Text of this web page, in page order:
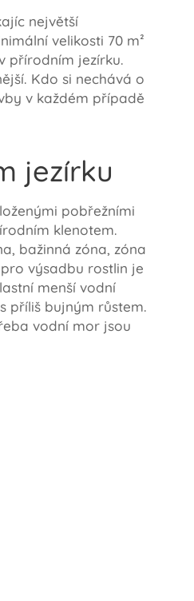
největší
velikosti 70 m²
přírodním jezírku.
Kdo si nechává o
v každém případě
jezírku
pobřežními
klenotem.
bažinná zóna, zóna
výsadbu rostlin je
menší vodní
příliš bujným růstem.
vodní mor jsou